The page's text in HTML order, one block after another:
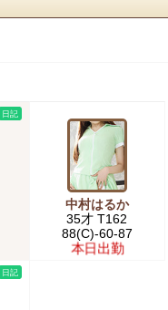
日記
中村はるか
35才 T162
88(C)-60-87
本日出勤
日記